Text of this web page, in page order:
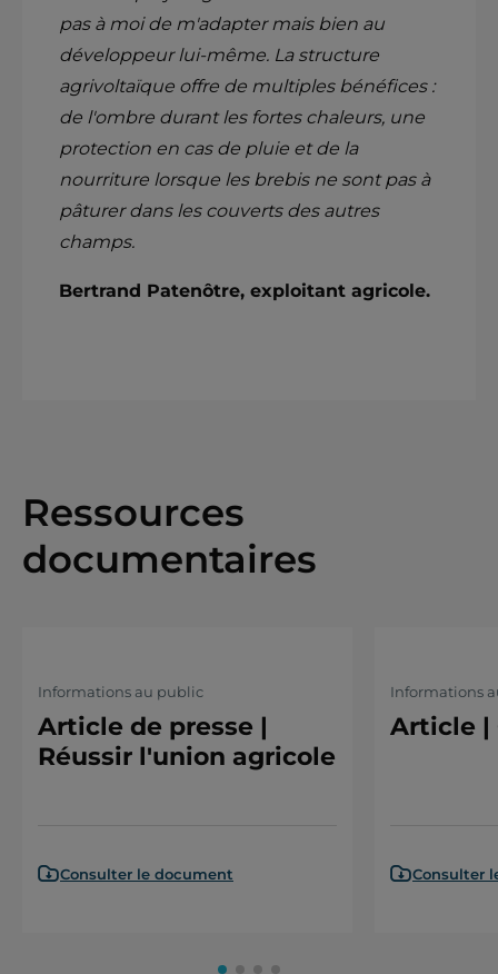
pas à moi de m'adapter mais bien au
développeur lui-même. La structure
agrivoltaïque offre de multiples bénéfices :
de l'ombre durant les fortes chaleurs, une
protection en cas de pluie et de la
nourriture lorsque les brebis ne sont pas à
pâturer dans les couverts des autres
champs.
Bertrand Patenôtre, exploitant agricole.
Ressources
documentaires
Informations au public
Article de presse |
Réussir l'union agricole
Consulter le document
Informations
Article |
Consulter